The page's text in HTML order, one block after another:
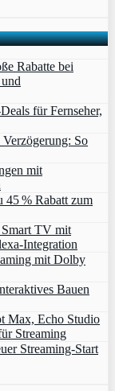
Rabatte bei
für Fernseher,
So
mit
45 % Rabatt zum
TV mit
mit Dolby
Bauen
Max, Echo Studio
Streaming
Streaming‑Start